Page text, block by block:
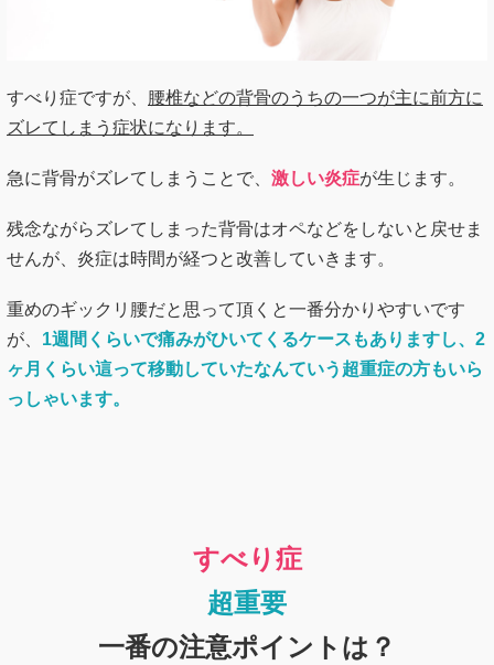
すべり症ですが、 腰椎などの背骨のうちの一つが主に前方に
ズレてしまう症状になります。
急に背骨がズレてしまうことで、 激しい炎症が生じます。
残念ながらズレてしまった背骨はオペなどをしないと戻せま
せんが、炎症は時間が経つと改善していきます。
重めのギックリ腰だと思って頂くと一番分かりやすいです
が、 1週間くらいで痛みがひいてくるケースもありますし、2
ヶ月くらい這って移動していたなんていう超重症の方もいら
っしゃいます。
すべり症
超重要
一番の注意ポイントは？